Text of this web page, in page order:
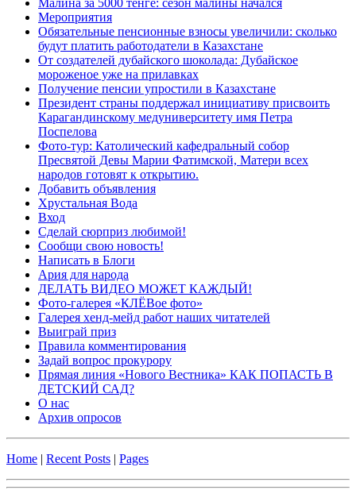
Малина за 5000 тенге: сезон малины начался
Мероприятия
Обязательные пенсионные взносы увеличили: сколько
будут платить работодатели в Казахстане
От создателей дубайского шоколада: Дубайское
мороженое уже на прилавках
Получение пенсии упростили в Казахстане
Президент страны поддержал инициативу присвоить
Карагандинскому медуниверситету имя Петра
Поспелова
Фото-тур: Католический кафедральный собор
Пресвятой Девы Марии Фатимской, Матери всех
народов готовят к открытию.
Добавить объявления
Хрустальная Вода
Вход
Сделай сюрприз любимой!
Сообщи свою новость!
Написать в Блоги
Ария для народа
ДЕЛАТЬ ВИДЕО МОЖЕТ КАЖДЫЙ!
Фото-галерея «КЛЁВое фото»
Галерея хенд-мейд работ наших читателей
Выиграй приз
Правила комментирования
Задай вопрос прокурору
Прямая линия «Нового Вестника» КАК ПОПАСТЬ В
ДЕТСКИЙ САД?
О нас
Архив опросов
Home | Recent Posts | Pages